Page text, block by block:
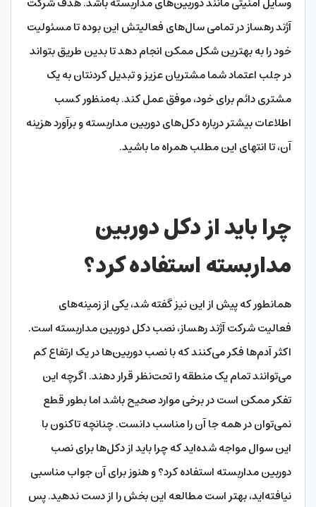
آژند رهساز در تمامی سال‌های فعالیتش این بوده تا مسئولیت
خود را به بهترین شکل ممکن انجام دهد تا بدین طریق بتواند
در جلب اعتماد شما مشتریان عزیز و تبدیل کردنتان به یک
مشتری دائم برای خود، موفق عمل کند. به‌منظور کسب
اطلاعات بیشتر درباره دکل‌های دوربین مداربسته و برآورد هزینه
آن، تا انتهای این مطلب همراه ما باشید.
چرا باید از دکل دوربین
مداربسته استفاده کرد؟
همانطور که پیش از این نیز گفته شد، یکی از زمینه‌های
فعالیت شرکت آژند رهساز، نصب دکل دوربین مداربسته است.
اکثر آدم‌ها فکر می‌کنند که با نصب دوربین‌ها در یک ارتفاع کم
می‌توانند تمام یک منطقه را تحت‌نظر قرار دهند. اگرچه این
تفکر ممکن است در برخی موارد صحیح باشد اما بطور قطع
نمی‌توان در همه جا آن را مناسب دانست. چنانچه تاکنون با
این سوال مواجه شده‌اید که چرا باید از دکل‌ها برای نصب
دوربین مداربسته استفاده کرد؟ و هنوز برای آن جواب مناسبی
نیافته‌اید، بهتر است مطالعه این بخش را از دست ندهید. پس